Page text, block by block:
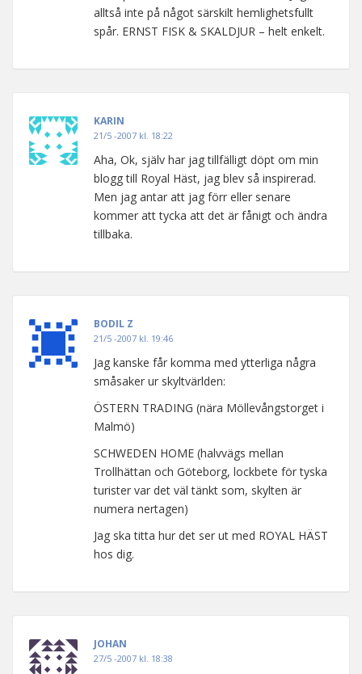
alltså inte på något särskilt hemlighetsfullt
spår. ERNST FISK & SKALDJUR – helt enkelt.
KARIN
21/5 -2007 kl. 18:22
Aha, Ok, själv har jag tillfälligt döpt om min
blogg till Royal Häst, jag blev så inspirerad.
Men jag antar att jag förr eller senare
kommer att tycka att det är fånigt och ändra
tillbaka.
BODIL Z
21/5 -2007 kl. 19:46
Jag kanske får komma med ytterliga några
småsaker ur skyltvärlden:
ÖSTERN TRADING (nära Möllevångstorget i
Malmö)
SCHWEDEN HOME (halvvägs mellan
Trollhättan och Göteborg, lockbete för tyska
turister var det väl tänkt som, skylten är
numera nertagen)
Jag ska titta hur det ser ut med ROYAL HÄST
hos dig.
JOHAN
27/5 -2007 kl. 18:38